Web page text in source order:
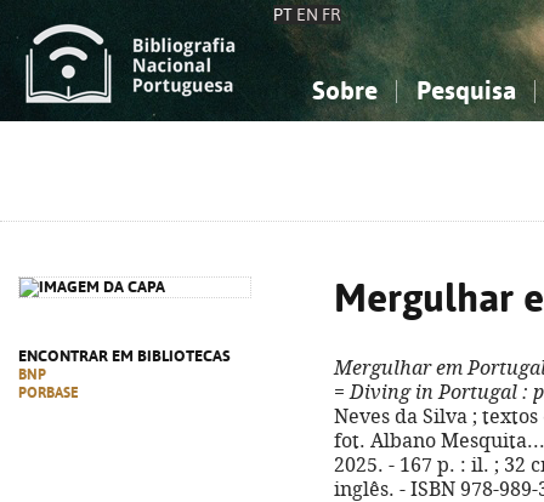
PT EN FR
Sobre Pesquisa
ENCONTRAR EM BIBLIOTECAS
BNP
PORBASE
Mergulhar
Mergulhar em
=Diving in Portugal :
Neves da Silva ;
fot. Albano
2025. - 167 p. : il. ; 32
inglês. - ISBN 978-989-